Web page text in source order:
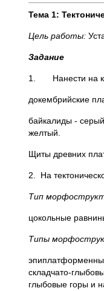
Тема 1:
Цель работы:
Задание
1. Нанести на
докембрийские
байкалиды -
желтый.
Щиты древних
2. На
Тип
цокольные
Типы
складчато-
глыбовые горы и